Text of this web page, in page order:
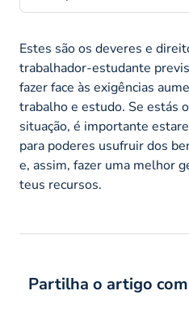
Estes são os deveres e
trabalhador-estudante
fazer face às exigências
trabalho e estudo. Se estás
situação, é importante
para poderes usufruir dos
e, assim, fazer uma melhor
teus recursos.
Partilha o artigo